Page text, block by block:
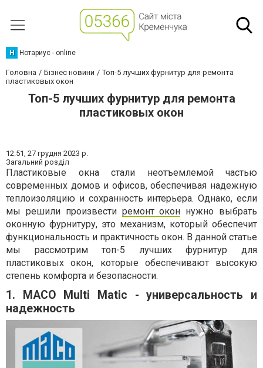
Н Нотариус - online
Головна Бізнес новини
Топ-5 лучших фурнитур для ремонта
пластиковых окон
Топ-5 лучших фурнитур для ремонта
пластиковых окон
12:51, 27 грудня 2023 р.
Загальний розділ
Пластиковые окна стали неотъемлемой частью
современных домов и офисов, обеспечивая надежную
теплоизоляцию и сохранность интерьера. Однако, если
мы решили произвести ремонт окон нужно выбрать
оконную фурнитуру, это механизм, который обеспечит
функциональность и практичность окон. В данной статье
мы рассмотрим топ-5 лучших фурнитур для
пластиковых окон, которые обеспечивают высокую
степень комфорта и безопасности.
1. MACO Multi Matic - универсальность и
надежность